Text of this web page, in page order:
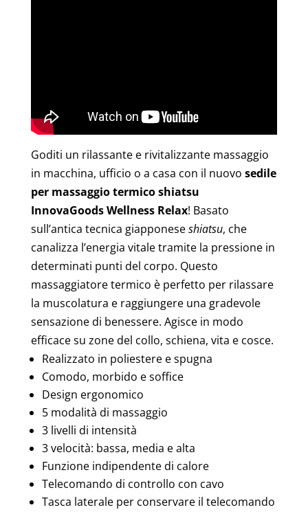
Goditi un rilassante e rivitalizzante massaggio
in macchina, ufficio o a casa con il nuovo sedile
per massaggio termico shiatsu
InnovaGoodsWellness Relax! Basato
sull’antica tecnica giapponeseshiatsu, che
canalizza l’energia vitale tramite la pressione in
determinati punti del corpo. Questo
massaggiatore termico è perfetto per rilassare
la muscolatura e raggiungere una gradevole
sensazione di benessere. Agisce in modo
efficace su zone del collo, schiena, vita e cosce.
Realizzato in poliestere e spugna
Comodo, morbido e soffice
Design ergonomico
5 modalità di massaggio
3 livelli di intensità
3 velocità: bassa, media e alta
Funzione indipendente di calore
Telecomando di controllo con cavo
Tasca laterale per conservare il telecomando